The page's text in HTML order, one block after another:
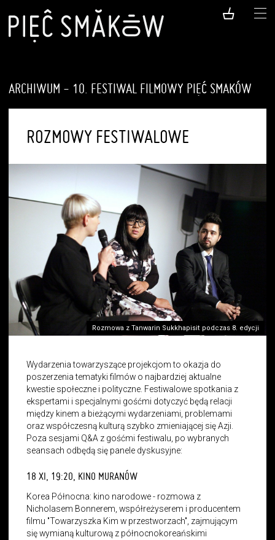
ARCHIWUM - 10. FESTIWAL FILMOWY PIĘĆ SMAKÓW
ROZMOWY FESTIWALOWE
Rozmowa z Tanwarin Sukkhapisit podczas 8. edycji
Wydarzenia towarzyszące projekcjom to okazja do
poszerzenia tematyki filmów o najbardziej aktualne
kwestie społeczne i polityczne. Festiwalowe spotkania z
ekspertami i specjalnymi gośćmi dotyczyć będą relacji
między kinem a bieżącymi wydarzeniami, problemami
oraz współczesną kulturą szybko zmieniającej się Azji.
Poza sesjami Q&A z gośćmi festiwalu, po wybranych
seansach odbędą się panele dyskusyjne:
18 XI, 19:20, KINO MURANÓW
Korea Północna: kino narodowe - rozmowa z
Nicholasem Bonnerem, współreżyserem i producentem
filmu "Towarzyszka Kim w przestworzach", zajmującym
się wymianą kulturową z północnokoreańskimi